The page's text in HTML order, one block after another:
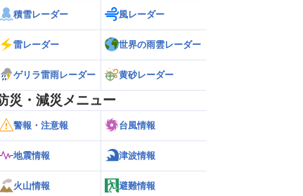
積雪レーダー 風レーダー
雷レーダー 世界の雨雲レーダー
ゲリラ雷雨レーダー 黄砂レーダー
災・減災メニュー
警報・注意報 台風情報
地震情報 津波情報
火山情報 避難情報